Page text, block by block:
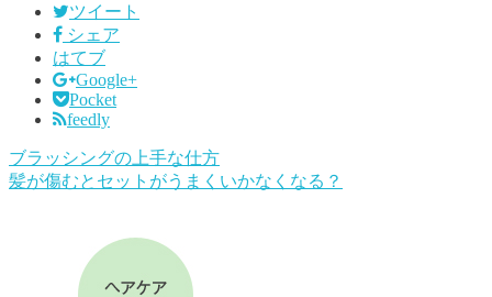
ツイート
シェア
はてブ
Google+
Pocket
feedly
ブラッシングの上手な仕方
髪が傷むとセットがうまくいかなくなる？